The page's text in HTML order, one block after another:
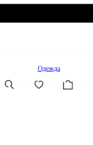
Одежда